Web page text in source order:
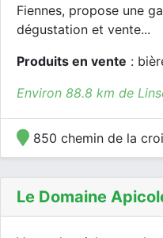
Fiennes, propose une
dégustation et vente...
Produits en vente :
Environ 88.8 km de
850 chemin de la
Le Domaine